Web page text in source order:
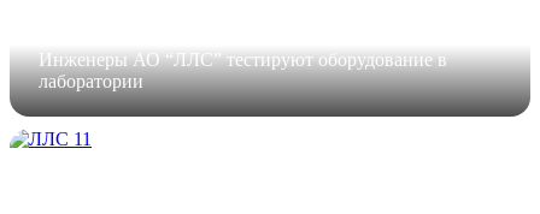
Инженеры АО “ЛЛС” тестируют оборудование в
лаборатории